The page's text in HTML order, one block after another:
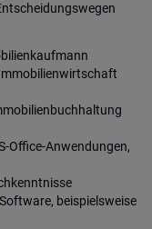
Office-Anwendungen,
beispielsweise